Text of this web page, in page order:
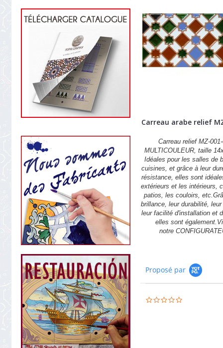
Carreau arabe relief
Carreau relief MZ-
MULTICOULEUR, taille
Idéales pour les salles de
cuisines, et grâce à leur
résistance, elles sont
extérieurs et les intérieurs,
patios, les couloirs,
brillance, leur durabilité,
leur facilité d'installation et
elles sont
notre
Proposé par